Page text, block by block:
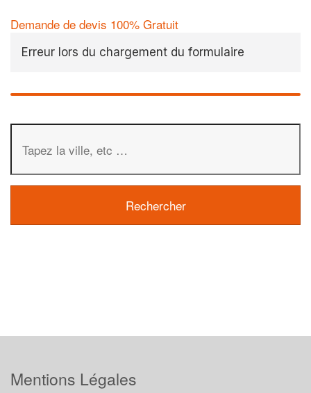
Demande de devis 100% Gratuit
Erreur lors du chargement du formulaire
Mentions Légales